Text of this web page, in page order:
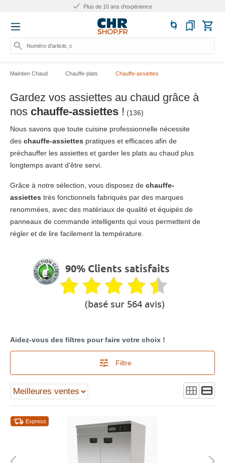
Plus de 10 ans d'expérience
Numéro d'article, catégorie
Maintien Chaud Chauffe-plats Chauffe-assiettes
Gardez vos assiettes au chaud grâce à
nos chauffe-assiettes ! (136)
Nous savons que toute cuisine professionnelle nécessite
des chauffe-assiettes pratiques et efficaces afin de
préchauffer les assiettes et garder les plats au chaud plus
longtemps avant d'être servi.
Grâce à notre sélection, vous disposez de chauffe-
assiettes très fonctionnels fabriqués par des marques
renommées, avec des matériaux de qualité et équipés de
panneaux de commande intelligents qui vous permettent de
régler et de lire facilement la température.
90% Clients satisfaits
(basé sur 564 avis)
Aidez-vous des filtres pour faire votre choix !
Filtre
Express